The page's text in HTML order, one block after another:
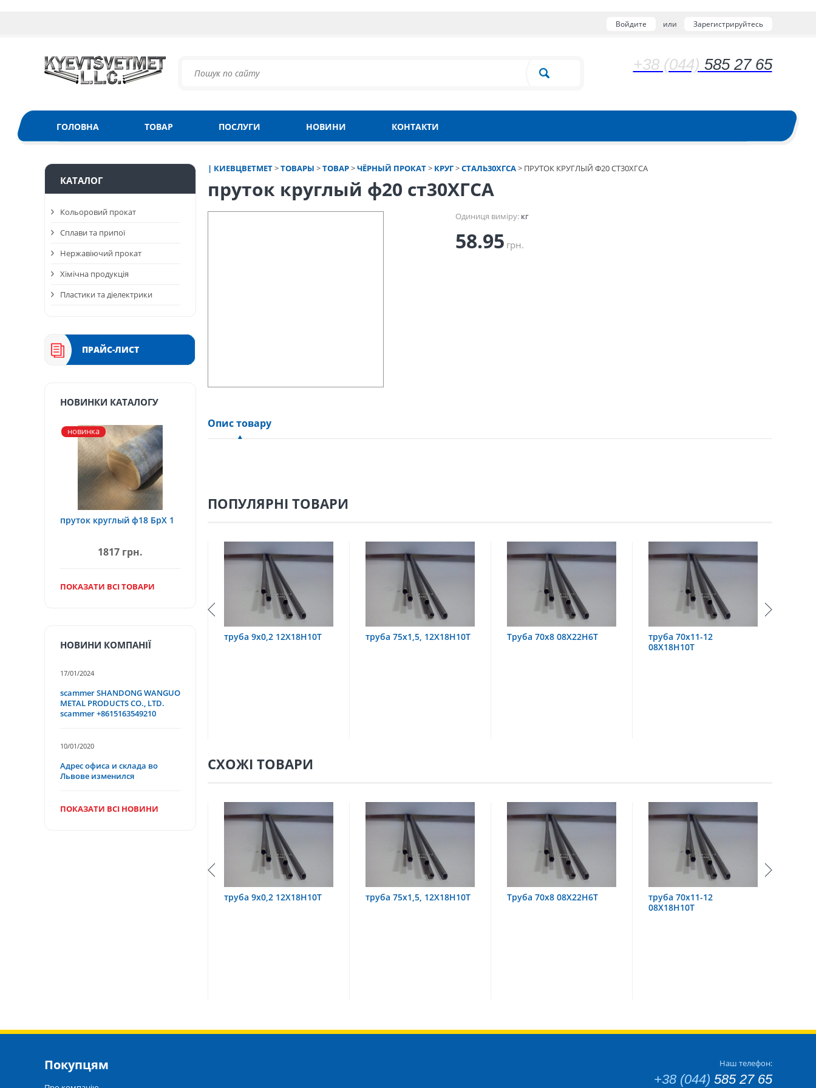
Войдите или Зарегистрируйтесь
+38 (044) 585 27 65
ГОЛОВНА ТОВАР ПОСЛУГИ НОВИНИ КОНТАКТИ
| КИЕВЦВЕТМЕТ>ТОВАРЫ >ТОВАР>ЧЁРНЫЙ ПРОКАТ> КРУГ>СТАЛЬ30ХГСА> ПРУТОК КРУГЛЫЙ Ф20 СТ30ХГСА
пруток круглый ф20 ст30ХГСА
Одиниця виміру:кг
58.95 грн.
Опис товару
ПОПУЛЯРНІ ТОВАРИ
труба 9х0,2 12Х18Н10Т труба 75х1,5, 12Х18Н10Т Труба 70х8 08Х22Н6Т
труба 70х11-12
труба 60х6 08Х18Н10
СХОЖІ ТОВАРИ
труба 9х0,2 12Х18Н10Т труба 75х1,5, 12Х18Н10Т Труба 70х8 08Х22Н6Т
труба 70х11-12
КАТАЛОГ
Кольоровий прокат
Сплави та припої
Нержавіючий прокат
Хімічна продукція
Пластики та діелектрики
ПРАЙС-ЛИСТ
НОВИНКИ КАТАЛОГУ
новинка
пруток круглый ф18 БрХ 1
1817 грн.
ПОКАЗАТИ ВСІ ТОВАРИ
НОВИНИ КОМПАНІЇ
17/01/2024
scammer SHANDONG WANGUO
METAL PRODUCTS CO., LTD.
scammer +8615163549210
10/01/2020
Адрес офиса и склада во
Львове изменился
ПОКАЗАТИ ВСІ НОВИНИ
Покупцям Наш телефон:
+38 (044) 585 27 65